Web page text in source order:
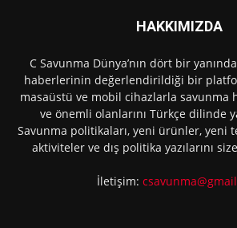
HAKKIMIZDA
C Savunma Dünya’nın dört bir
haberlerinin değerlendirildiği bir
masaüstü ve mobil cihazlarla savunma
ve önemli olanlarını Türkçe dilinde
Savunma politikaları, yeni ürünler, yeni
aktiviteler ve dış politika yazılarını
İletişim: